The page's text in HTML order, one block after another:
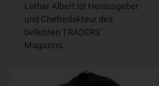
Lothar Albert ist Herausgeber
und Chefredakteur des
beliebten TRADERS´
Magazins.